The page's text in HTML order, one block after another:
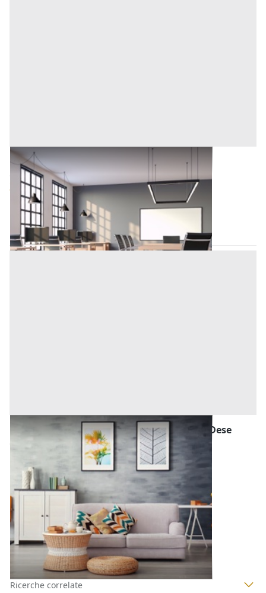
Mobili Ufficio all'asta a Piombino Dese
Piombino Dese (Padova)
Offerta minima
360 €
Codice asta:
8f482cc8
21/09/2026
Mobili da Casa e varie all'asta a Piombino Dese
Piombino Dese (Padova)
Offerta minima
1.518 €
Codice asta:4da258bd
21/09/2026
1 2 3 4
Ricerche correlate